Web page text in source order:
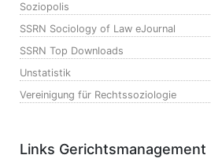
Soziopolis
SSRN Sociology of Law eJournal
SSRN Top Downloads
Unstatistik
Vereinigung für Rechtssoziologie
Links Gerichtsmanagement